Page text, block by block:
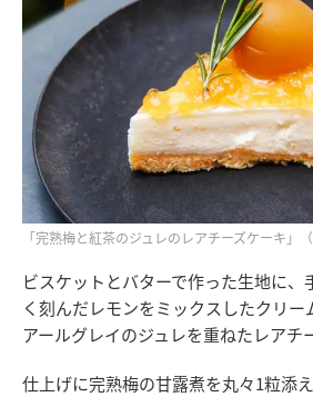
「完熟梅と紅茶のジュレのレアチーズケーキ」（
ビスケットとバターで作った生地に、
く刻んだレモンをミックスしたクリ
アールグレイのジュレを重ねたレアチ
仕上げに完熟梅の甘露煮を丸々1粒添